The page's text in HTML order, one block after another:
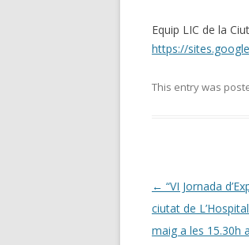
Equip LIC de la
https://
This entry was
Post
navigation
← “VI Jornada
ciutat de
maig a les 15.30h